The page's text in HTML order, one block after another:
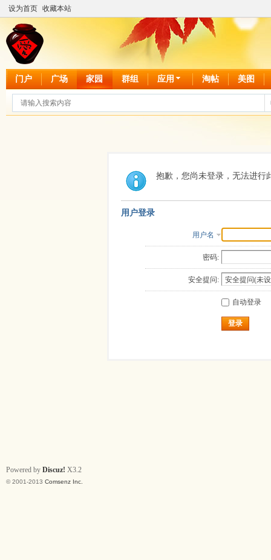
设为首页 收藏本站
门户 广场 家园 群组 应用 淘帖 美图
抱歉，您尚未登录，无法进行
用户登录
用户名
密码:
安全提问:
自动登录
登录
Powered by Discuz! X3.2
© 2001-2013 Comsenz Inc.